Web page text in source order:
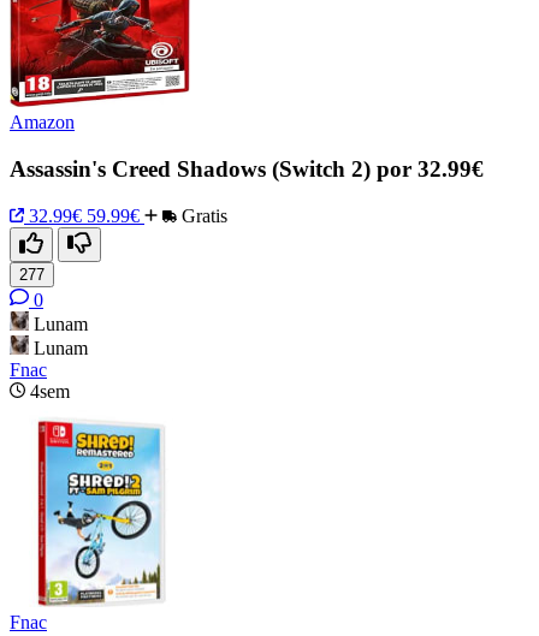
Amazon
Assassin's Creed Shadows (Switch 2) por 32.99€
32.99€ 59.99€ Gratis
277
0
Lunam
Lunam
Fnac
4sem
Fnac